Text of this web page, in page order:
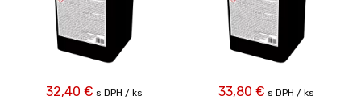
32,40 € s DPH / ks
33,80 € s DPH / ks